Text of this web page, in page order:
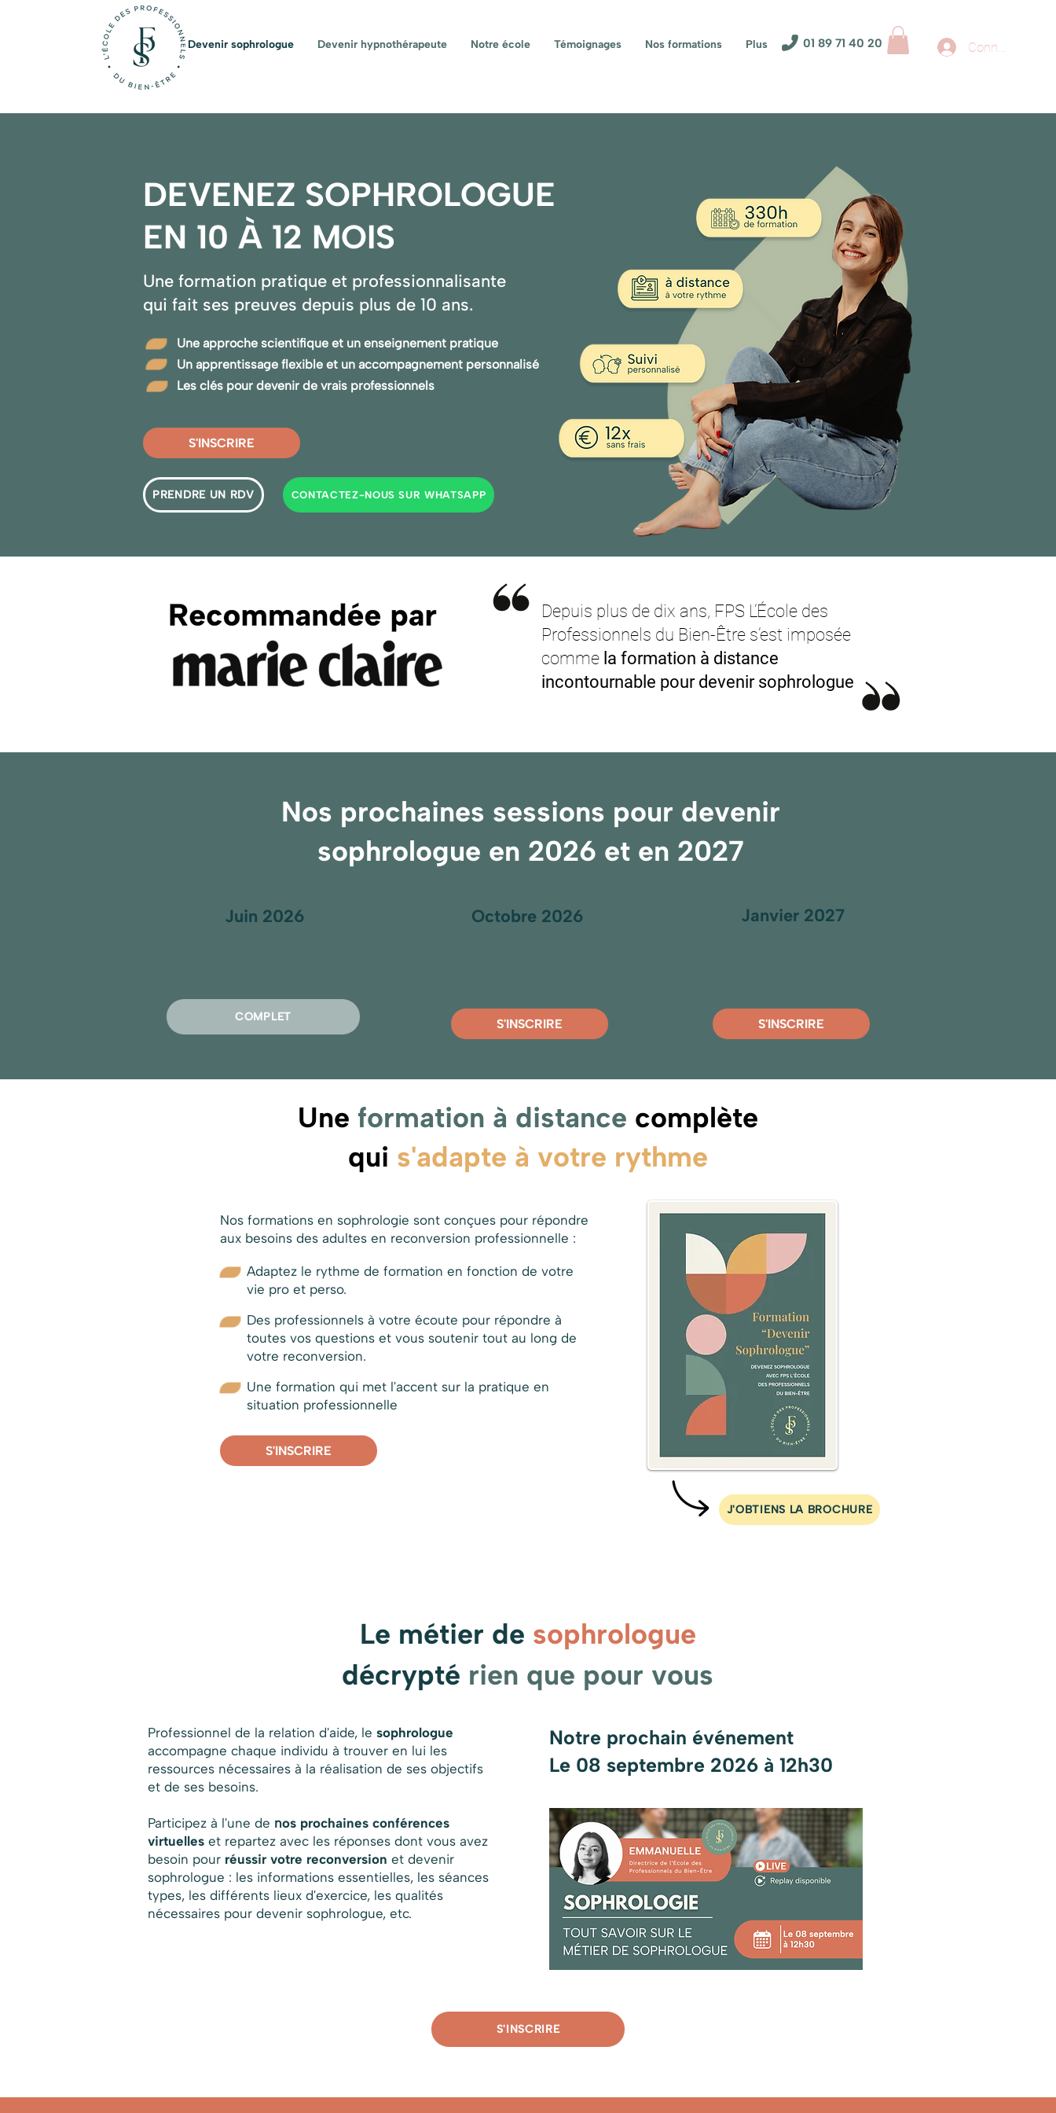
Devenir sophrologue Devenir hypnothérapeute Notre école Témoignages Nos formations Plus 01 89 71 40 20 Connexion
DEVENEZ SOPHROLOGUE
EN 10 À 12 MOIS
Une formation pratique et professionnalisante
qui fait ses preuves depuis plus de 10 ans.
Une approche scientifique et un enseignement pratique
Un apprentissage flexible et un accompagnement personnalisé
Les clés pour devenir de vrais professionnels
S'INSCRIRE
PRENDRE UN RDV CONTACTEZ-NOUS SUR WHATSAPP
Depuis plus de dix ans, FPS L’École des
Professionnels du Bien-Être s’est imposée
comme la formation à distance
incontournable pour devenir sophrologue
Nos prochaines sessions pour devenir
sophrologue en 2026 et en 2027
Juin 2026
COMPLET
Octobre 2026
S'INSCRIRE
Janvier 2027
S'INSCRIRE
Une formation à distance complète
qui s'adapte à votre rythme
Nos formations en sophrologie sont conçues pour répondre
aux besoins des adultes en reconversion professionnelle : ​​​​​​
Adaptez le rythme de formation en fonction de votre
vie pro et perso.
Des professionnels à votre écoute pour répondre à
toutes vos questions et vous soutenir tout au long de
votre reconversion.
Une formation qui met l'accent sur la pratique en
situation professionnelle
S'INSCRIRE
J'OBTIENS LA BROCHURE
Le métier de sophrologue
décrypté rien que pour vous
Professionnel de la relation d'aide, le sophrologue
accompagne chaque individu à trouver en lui les
ressources nécessaires à la réalisation de ses objectifs
et de ses besoins.
Participez à l'une de nos prochaines conférences
virtuelles et repartez avec les réponses dont vous avez
besoin pour réussir votre reconversion et devenir
sophrologue : les informations essentielles, les séances
types, les différents lieux d'exercice, les qualités
nécessaires pour devenir sophrologue, etc.
Notre prochain événement
Le 08 septembre 2026 à 12h30
S'INSCRIRE